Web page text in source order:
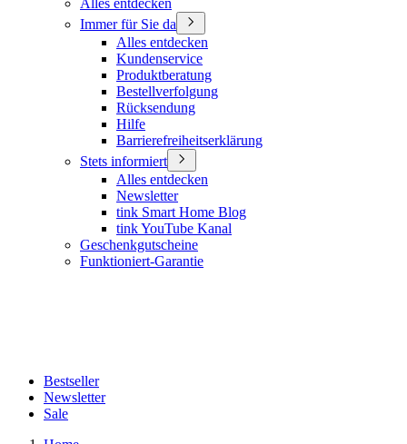
Alles entdecken
Immer für Sie da
Alles entdecken
Kundenservice
Produktberatung
Bestellverfolgung
Rücksendung
Hilfe
Barrierefreiheitserklärung
Stets informiert
Alles entdecken
Newsletter
tink Smart Home Blog
tink YouTube Kanal
Geschenkgutscheine
Funktioniert-Garantie
Bestseller
Newsletter
Sale